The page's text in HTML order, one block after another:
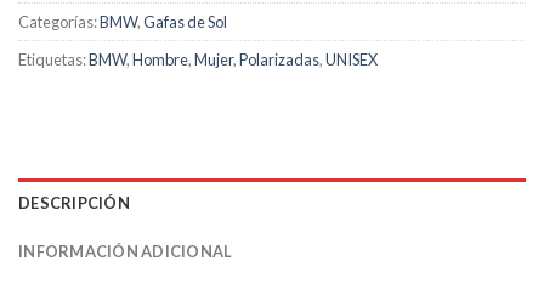
Categorías:BMW,Gafas de Sol
Etiquetas:BMW,Hombre,Mujer,Polarizadas,UNISEX
DESCRIPCIÓN
INFORMACIÓN ADICIONAL